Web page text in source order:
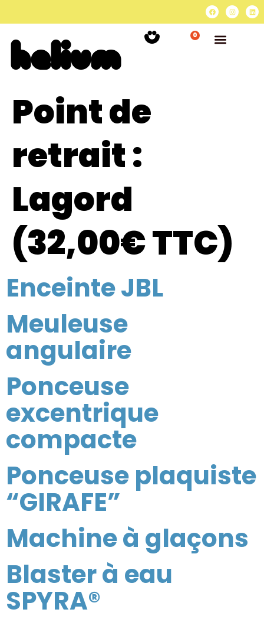
0
Point de
retrait :
Lagord
(32,00€ TTC)
Enceinte JBL
Meuleuse
angulaire
Ponceuse
excentrique
compacte
Ponceuse plaquiste
“GIRAFE”
Machine à glaçons
Blaster à eau
SPYRA®